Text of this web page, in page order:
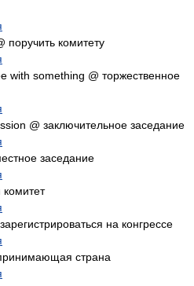
поручить комитету
with something @ торжественное
@ заключительное заседание
заседание
на конгрессе
страна